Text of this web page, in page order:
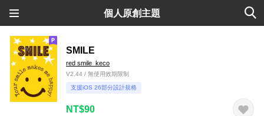
個人原創主題
SMILE
red smile_keco
V2.44 / 無使用效期限制
支援iOS 26部分設計規格
NT$90